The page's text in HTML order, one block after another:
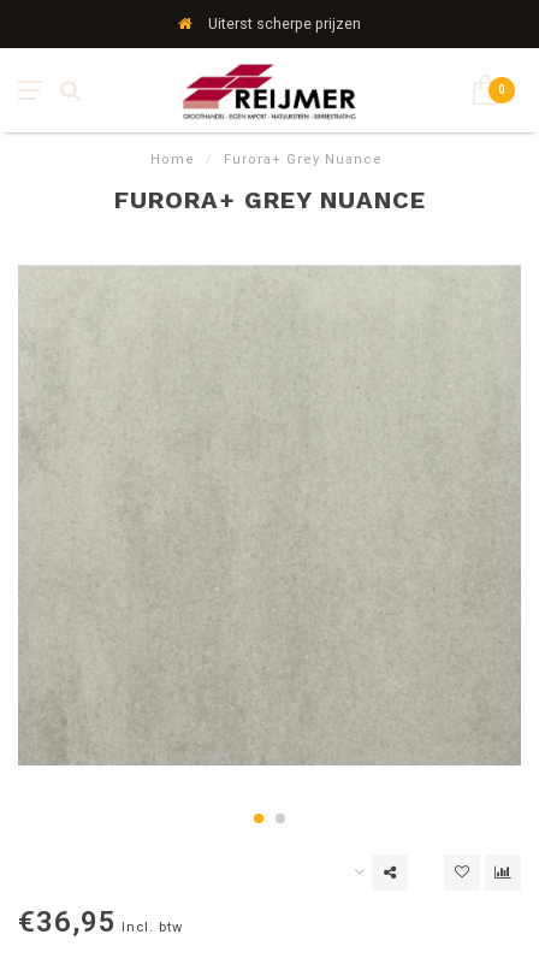
Uiterst scherpe prijzen
0
Home / Furora+ Grey Nuance
FURORA+ GREY NUANCE
€36,95 Incl. btw